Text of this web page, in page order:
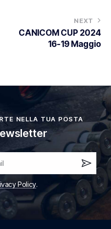
NEXT
CANICOM CUP 2024
16-19 Maggio
NELLA TUA POSTA
Iscri
vi
ora!
Policy.